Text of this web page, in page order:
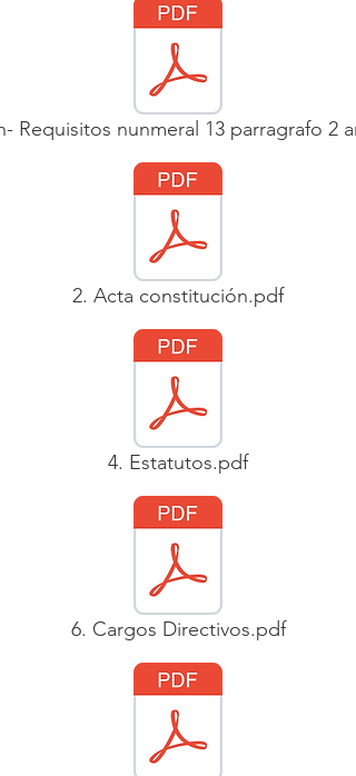
Requisitos nunmeral 13 parragrafo 2
2. Acta constitución.pdf
4. Estatutos.pdf
6. Cargos Directivos.pdf